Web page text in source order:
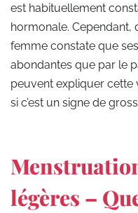
est habituellement
hormonale. Cependant,
femme constate que
abondantes que par le
peuvent expliquer cette
si c’est un signe de
légères –